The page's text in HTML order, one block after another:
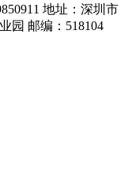
地址：深圳市
园 邮编：518104